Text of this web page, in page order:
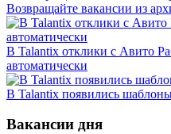
Возвращайте вакансии из
В Talantix отклики с Авито
автоматически
В Talantix появились
Вакансии дня